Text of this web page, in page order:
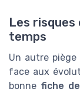
Les risques
temps
Un autre
face aux
bonne fiche